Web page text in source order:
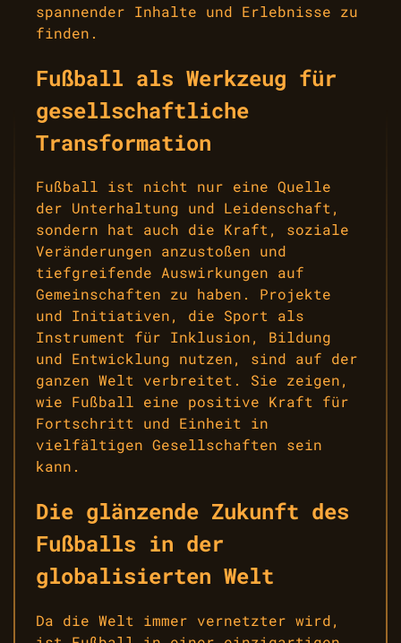
spannender Inhalte und Erlebnisse zu
finden.
Fußball als Werkzeug für
gesellschaftliche
Transformation
Fußball ist nicht nur eine Quelle
der Unterhaltung und Leidenschaft,
sondern hat auch die Kraft, soziale
Veränderungen anzustoßen und
tiefgreifende Auswirkungen auf
Gemeinschaften zu haben. Projekte
und Initiativen, die Sport als
Instrument für Inklusion, Bildung
und Entwicklung nutzen, sind auf der
ganzen Welt verbreitet. Sie zeigen,
wie Fußball eine positive Kraft für
Fortschritt und Einheit in
vielfältigen Gesellschaften sein
kann.
Die glänzende Zukunft des
Fußballs in der
globalisierten Welt
Da die Welt immer vernetzter wird,